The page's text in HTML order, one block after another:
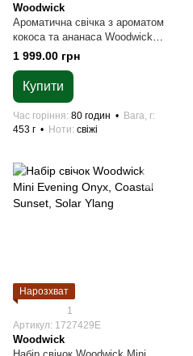
Woodwick
Ароматична свічка з ароматом
кокоса та ананаса Woodwick
Ellipse Island Coconut 453 г
1 999.00 грн
Купити
Час горіння 80 годин
Вага, г
453 г
Ноти свіжі
Нарозхват
1
Артикул: 1727429E
Woodwick